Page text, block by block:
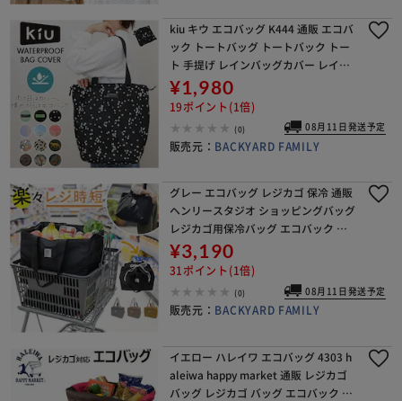
kiu キウ エコバッグ K444 通販 エコバ
ック トートバッグ トートバック トー
ト 手提げ レインバッグカバー レイン
バックカバー サブバッグ サブバック
雨よけ 撥水 コンパクト パッカブル
¥1,980
19ポイント(1倍)
(0) 08月11日発送予定
販売元： BACKYARD FAMILY
グレー エコバッグ レジカゴ 保冷 通販
ヘンリースタジオ ショッピングバッグ
レジカゴ用保冷バッグ エコバック レ
ジバッグ レジカゴ型 折りたたみ バッ
グ 買い物バッグ保冷 サブバッグ コン
¥3,190
31ポイント(1倍)
(0) 08月11日発送予定
販売元： BACKYARD FAMILY
イエロー ハレイワ エコバッグ 4303 h
aleiwa happy market 通販 レジカゴ
バッグ レジカゴ バッグ エコバック た